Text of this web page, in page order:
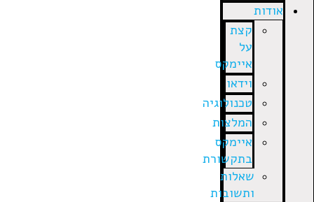
אודות
קצת
על
איימקס
וידאו
טכנולוגיה
המלצות
איימקס
בתקשורת
שאלות
ותשובות